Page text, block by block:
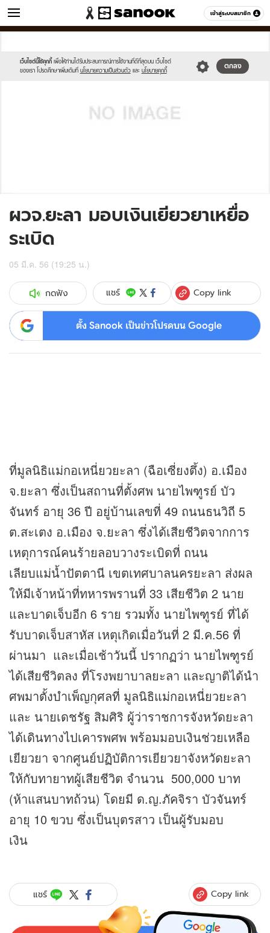
เข้าสู่ระบบสมาชิก
ข่าว หมวดอื่นๆ
เว็บไซต์นี้ใช้คุกกี้ เพื่อให้ท่านได้รับประสบการณ์การใช้งานที่ดีที่สุดบน เว็บไซต์
ของเรา โปรดศึกษาเพิ่มเติมที่ นโยบายความเป็นส่วนตัว และ นโยบายคุกกี้
ตกลง
sanook.png
image.jpg
ผวจ.ยะลา มอบเงินเยียวยาเหยื่อ
ระเบิด
05 มี.ค. 56 (19:25 น.)
กดฟัง แชร์ Copy link
ตั้ง Sanook เป็นข่าวโปรดบน Google
ที่มูลนิธิแม่กอเหนี่ยวยะลา (ฉือเซี่ยงตึ้ง) อ.เมือง
จ.ยะลา ซึ่งเป็นสถานที่ตั้งศพ นายไพฑูรย์ บัว
จันทร์ อายุ 36 ปี อยู่บ้านเลขที่ 49 ถนนธนวิถี 5
ต.สะเตง อ.เมือง จ.ยะลา ซึ่งได้เสียชีวิตจากการ
เหตุการณ์คนร้ายลอบวางระเบิดที่ ถนน
เลียบแม่น้ำปัตตานี เขตเทศบาลนครยะลา ส่งผล
ให้มีเจ้าหน้าที่ทหารพรานที่ 33 เสียชีวิต 2 นาย
และบาดเจ็บอีก 6 ราย รวมทั้ง นายไพฑูรย์ ที่ได้
รับบาดเจ็บสาหัส เหตุเกิดเมื่อวันที่ 2 มี.ค.56 ที่
ผ่านมา และเมื่อเช้าวันนี้ ปรากฏว่า นายไพฑูรย์
ได้เสียชีวิตลง ที่โรงพยาบาลยะลา และญาติได้นำ
ศพมาตั้งบำเพ็ญกุศลที่ มูลนิธิแม่กอเหนี่ยวยะลา
และ นายเดชรัฐ สิมศิริ ผู้ว่าราชการจังหวัดยะลา
ได้เดินทางไปเคารพศพ พร้อมมอบเงินช่วยเหลือ
เยียวยา จากศูนย์ปฏิบัติการเยียวยาจังหวัดยะลา
ให้กับทายาทผู้เสียชีวิต จำนวน 500,000 บาท
(ห้าแสนบาทถ้วน) โดยมี ด.ญ.ภัคจิรา บัวจันทร์
อายุ 10 ขวบ ซึ่งเป็นบุตรสาว เป็นผู้รับมอบ
เงิน
แชร์ Copy link